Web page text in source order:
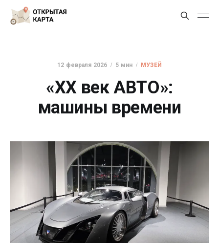
12 февраля 2026 5 мин МУЗЕЙ
«ХХ век АВТО»:
машины времени